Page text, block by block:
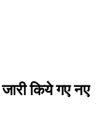
किये गए नए